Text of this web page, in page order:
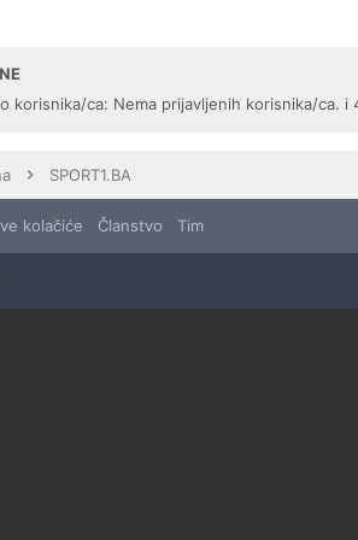
korisnika/ca: Nema prijavljenih korisnika/ca. i
SPORT1.BA
kolačiće Članstvo Tim